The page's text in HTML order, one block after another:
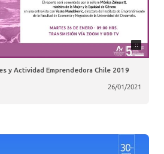
::
y Actividad Emprendedora Chile 2019
26/01/2021